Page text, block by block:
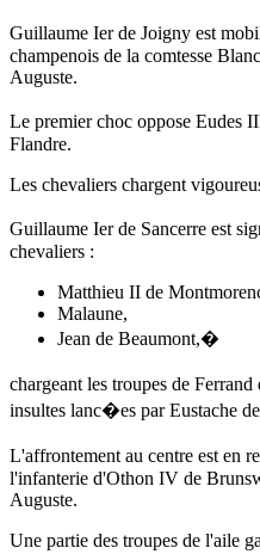
Guillaume Ier de Joigny est
champenois de la comtesse
Auguste.
Le premier choc oppose Eudes
Flandre.
Les chevaliers chargent
Guillaume Ier de Sancerre est
chevaliers :
Matthieu II de
Malaune,
Jean de Beaumont,�
chargeant les troupes de
insultes lanc�es par Eustache
L'affrontement au centre est en
l'infanterie d'Othon IV de
Auguste.
Une partie des troupes de l'aile